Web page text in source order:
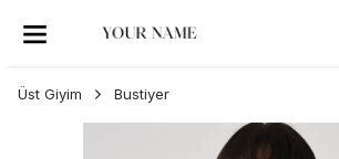
Üst Giyim Bustiyer